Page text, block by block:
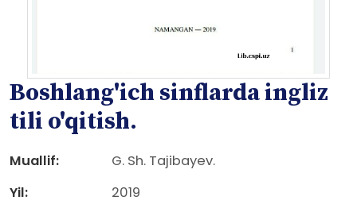
Boshlang'ich sinflarda ingliz
tili o'qitish.
Muallif:
G. Sh. Tajibayev.
Yil:
2019